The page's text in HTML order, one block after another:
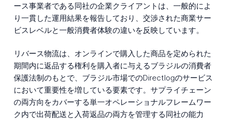
ース事業者である同社の企業クライアントは、一般的によ
り一貫した運用結果を報告しており、交渉された商業サー
ビスレベルと一般消費者体験の違いを反映しています。
リバース物流は、オンラインで購入した商品を定められた
期間内に返品する権利を購入者に与えるブラジルの消費者
保護法制のもとで、ブラジル市場でのDirectlogのサービス
において重要性を増している要素です。サプライチェーン
の両方向をカバーする単一オペレーショナルフレームワー
ク内で出荷配送と入荷返品の両方を管理する同社の能力